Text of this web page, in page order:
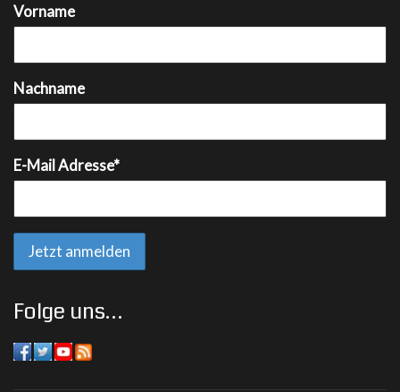
Vorname
Nachname
E-Mail Adresse*
Folge uns…